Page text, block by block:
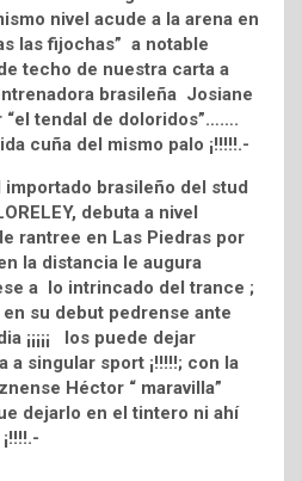
nivel acude a la arena en
las fijochas” a notable
techo de nuestra carta a
brasileña Josiane
“el tendal de doloridos”…….
cuña del mismo palo ¡!!!!!.-
brasileño del stud
debuta a nivel
rantree en Las Piedras por
la distancia le augura
a lo intrincado del trance ;
su debut pedrense ante
¡¡¡¡¡ los puede dejar
a singular sport ¡!!!!!; con la
Héctor “ maravilla”
dejarlo en el tintero ni ahí